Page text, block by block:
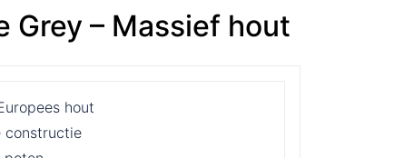
– Massief hout
hout
constructie